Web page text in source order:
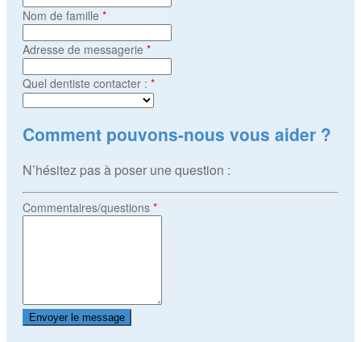
Nom de famille *
Adresse de messagerie *
Quel dentiste contacter : *
Comment pouvons-nous vous aider ?
N’hésitez pas à poser une question :
Commentaires/questions *